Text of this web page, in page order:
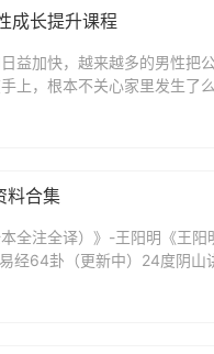
成长提升课程
益加快，越来越多的男性把
上，根本不关心家里发生了
料合集
全注全译）》-王阳明《王阳
经64卦（更新中）24度阴山